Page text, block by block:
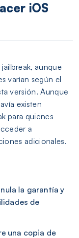
iOS
aunque
varían según el
versión. Aunque
existen
para quienes
a
adicionales.
la garantía y
de
una copia de